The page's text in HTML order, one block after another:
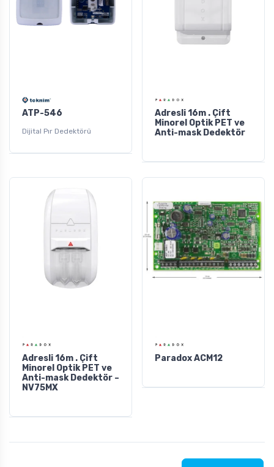
ATP-546
Dijital Pır Dedektörü
Adresli 16m . Çift
Minorel Optik PET ve
Anti-mask Dedektör
Adresli 16m . Çift
Minorel Optik PET ve
Anti-mask Dedektör –
NV75MX
Paradox ACM12